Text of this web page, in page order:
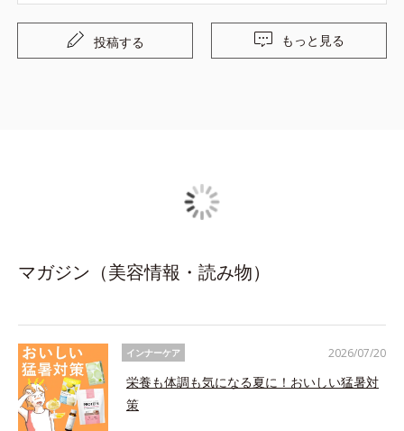
投稿する もっと見る
マガジン（美容情報・読み物）
インナーケア
栄養も体調も気になる夏に！おいしい猛暑対
策
2026/07/20